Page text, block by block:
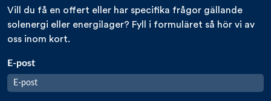
Vill du få en offert eller har specifika frågor gällande
solenergi eller energilager? Fyll i formuläret så hör vi av
oss inom kort.
E-post